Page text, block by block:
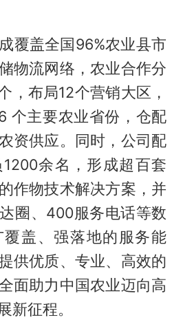
覆盖全国96%农业县市
物流网络，农业合作分
，布局12个营销大区，
个主要农业省份，仓配
资供应。同时，公司配
余名，形成超百套
作物技术解决方案，并
圈、400服务电话等数
盖、强落地的服务能
供优质、专业、高效的
面助力中国农业迈向高
新征程。